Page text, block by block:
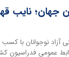
عمومی فدراسیون